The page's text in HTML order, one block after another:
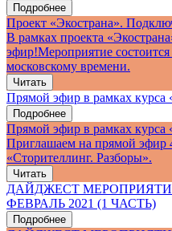
Подробнее
Проект «Экострана».
В рамках проекта
эфир!Мероприятие
московскому времени.
Читать
Прямой эфир в рамках курса
Подробнее
Прямой эфир в рамках курса
Приглашаем на прямой эфир
«Сторителлинг. Разборы».
Читать
ДАЙДЖЕСТ
ФЕВРАЛЬ 2021 (1 ЧАСТЬ)
Подробнее